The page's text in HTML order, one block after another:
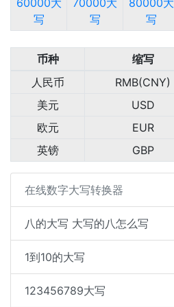
写
写
写
币种 缩写
人民币
RMB(CNY)
美元
USD
欧元
EUR
英镑
GBP
在线数字大写转换器
八的大写 大写的八怎么写
1到10的大写
123456789大写